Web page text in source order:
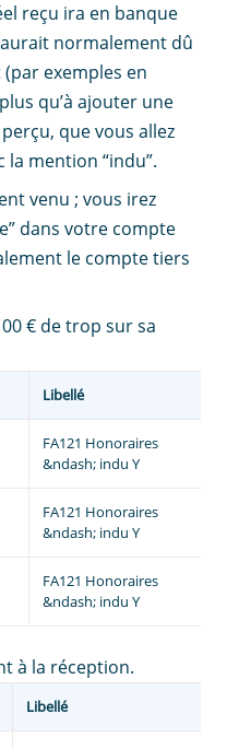
reçu ira en banque
normalement dû
exemples en
qu’à ajouter une
que vous allez
la mention “indu”.
venu ; vous irez
dans votre compte
le compte tiers
€ de trop sur sa
Libellé
FA121 Honoraires
&ndash; indu Y
FA121 Honoraires
&ndash; indu Y
FA121 Honoraires
&ndash; indu Y
à la réception.
Libellé